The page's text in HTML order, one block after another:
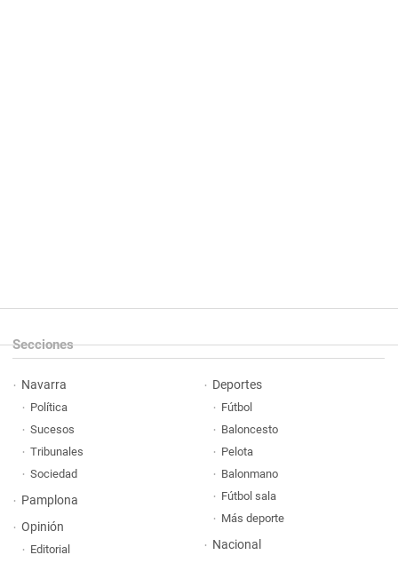
Secciones
Navarra
Política
Sucesos
Tribunales
Sociedad
Pamplona
Opinión
Editorial
Deportes
Fútbol
Baloncesto
Pelota
Balonmano
Fútbol sala
Más deporte
Nacional